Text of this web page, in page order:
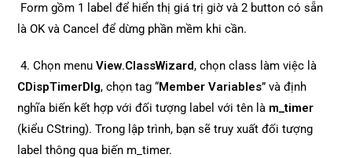
Form gồm 1 label để hiển thị giá trị giờ và 2 button có sẵn
là OK và Cancel để dừng phần mềm khi cần.
4. Chọn menuView.ClassWizard, chọn class làm việc là
CDispTimerDlg, chọn tag “Member Variables” và định
nghĩa biến kết hợp với đối tượng label với tên là m_timer
(kiểu CString). Trong lập trình, bạn sẽ truy xuất đối tượng
label thông qua biến m_timer.